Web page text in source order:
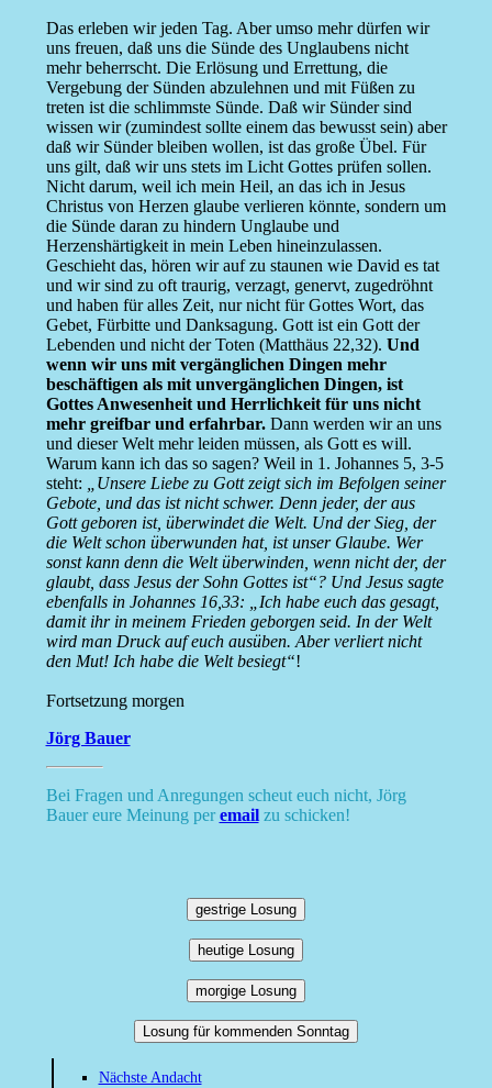
Das erleben wir jeden Tag. Aber umso mehr dürfen wir
uns freuen, daß uns die Sünde des Unglaubens nicht
mehr beherrscht. Die Erlösung und Errettung, die
Vergebung der Sünden abzulehnen und mit Füßen zu
treten ist die schlimmste Sünde. Daß wir Sünder sind
wissen wir (zumindest sollte einem das bewusst sein) aber
daß wir Sünder bleiben wollen, ist das große Übel. Für
uns gilt, daß wir uns stets im Licht Gottes prüfen sollen.
Nicht darum, weil ich mein Heil, an das ich in Jesus
Christus von Herzen glaube verlieren könnte, sondern um
die Sünde daran zu hindern Unglaube und
Herzenshärtigkeit in mein Leben hineinzulassen.
Geschieht das, hören wir auf zu staunen wie David es tat
und wir sind zu oft traurig, verzagt, genervt, zugedröhnt
und haben für alles Zeit, nur nicht für Gottes Wort, das
Gebet, Fürbitte und Danksagung. Gott ist ein Gott der
Lebenden und nicht der Toten (Matthäus 22,32). Und
wenn wir uns mit vergänglichen Dingen mehr
beschäftigen als mit unvergänglichen Dingen, ist
Gottes Anwesenheit und Herrlichkeit für uns nicht
mehr greifbar und erfahrbar.Dann werden wir an uns
und dieser Welt mehr leiden müssen, als Gott es will.
Warum kann ich das so sagen? Weil in 1. Johannes 5, 3-5
steht:
„Unsere Liebe zu Gott zeigt sich im Befolgen seiner
Gebote, und das ist nicht schwer. Denn jeder, der aus
Gott geboren ist, überwindet die Welt. Und der Sieg, der
die Welt schon überwunden hat, ist unser Glaube. Wer
sonst kann denn die Welt überwinden, wenn nicht der, der
glaubt, dass Jesus der Sohn Gottes ist“? Und Jesus sagte
ebenfalls in Johannes 16,33: „Ich habe euch das gesagt,
damit ihr in meinem Frieden geborgen seid. In der Welt
wird man Druck auf euch ausüben. Aber verliert nicht
den Mut! Ich habe die Welt besiegt“!
Fortsetzung morgen
Jörg Bauer
Bei Fragen und Anregungen scheut euch nicht, Jörg
Bauer eure Meinung peremailzu schicken!
gestrige Losung
heutige Losung
morgige Losung
Losung für kommenden Sonntag
Nächste Andacht